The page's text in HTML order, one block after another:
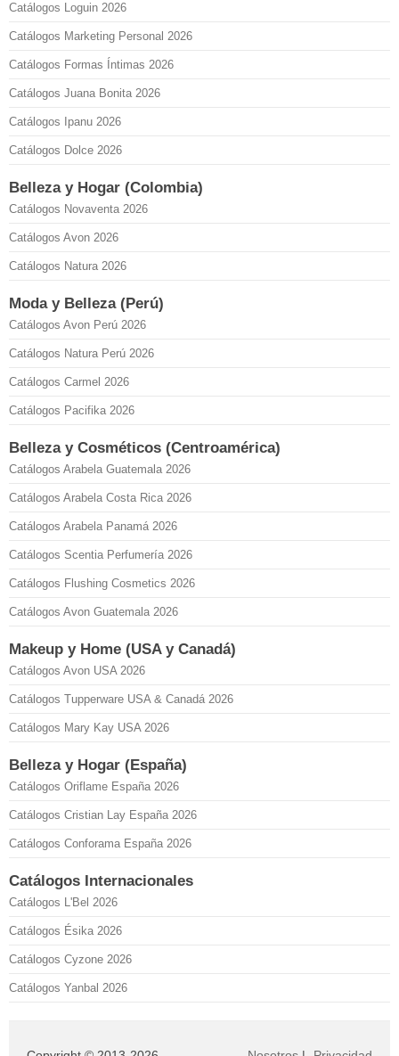
Catálogos Loguin 2026
Catálogos Marketing Personal 2026
Catálogos Formas Íntimas 2026
Catálogos Juana Bonita 2026
Catálogos Ipanu 2026
Catálogos Dolce 2026
Belleza y Hogar (Colombia)
Catálogos Novaventa 2026
Catálogos Avon 2026
Catálogos Natura 2026
Moda y Belleza (Perú)
Catálogos Avon Perú 2026
Catálogos Natura Perú 2026
Catálogos Carmel 2026
Catálogos Pacifika 2026
Belleza y Cosméticos (Centroamérica)
Catálogos Arabela Guatemala 2026
Catálogos Arabela Costa Rica 2026
Catálogos Arabela Panamá 2026
Catálogos Scentia Perfumería 2026
Catálogos Flushing Cosmetics 2026
Catálogos Avon Guatemala 2026
Makeup y Home (USA y Canadá)
Catálogos Avon USA 2026
Catálogos Tupperware USA & Canadá 2026
Catálogos Mary Kay USA 2026
Belleza y Hogar (España)
Catálogos Oriflame España 2026
Catálogos Cristian Lay España 2026
Catálogos Conforama España 2026
Catálogos Internacionales
Catálogos L'Bel 2026
Catálogos Ésika 2026
Catálogos Cyzone 2026
Catálogos Yanbal 2026